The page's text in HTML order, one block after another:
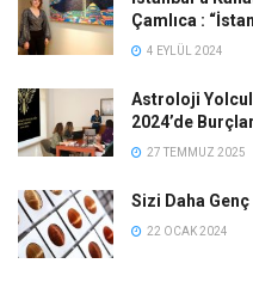
Çamlıca :
4 EYLÜL 2024
Astroloji
2024’de
27 TEMMUZ 2025
Sizi Daha
22 OCAK 2024